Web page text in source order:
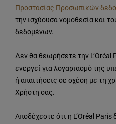
Προστασίας Προσωπικών
την ισχύουσα νομοθεσία και
δεδομένων.
Δεν θα θεωρήσετε την
ενεργεί για λογαριασμό της
ή απαιτήσεις σε σχέση με τη
Χρήστη σας.
Αποδέχεστε ότι η L’Oréal Paris